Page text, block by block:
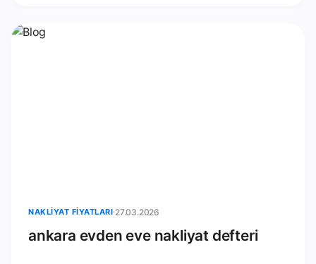
NAKLIYAT FIYATLARI 27.03.2026
ankara evden eve nakliyat defteri